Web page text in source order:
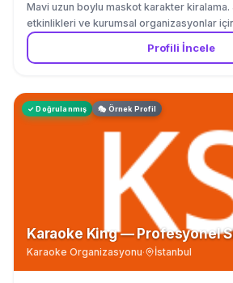
Mavi uzun boylu maskot karakter
etkinlikleri ve kurumsal organizasyonlar
Profili İncele
✓ Doğrulanmış 🎭 Örnek Profil
Karaoke King — Profesyonel
Karaoke Organizasyonu· İstanbul